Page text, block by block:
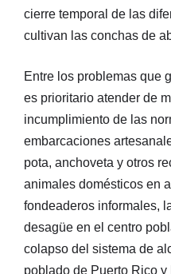
cierre temporal de las
cultivan las conchas de
Entre los problemas que
es prioritario atender de
incumplimiento de las
embarcaciones
pota, anchoveta y otros
animales domésticos en
fondeaderos informales,
desagüe en el centro
colapso del sistema de
poblado de Puerto Rico